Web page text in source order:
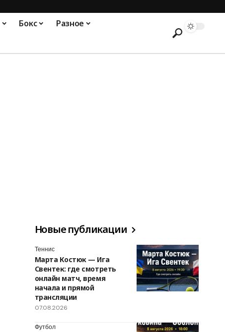
Бокс Разное
Новые публикации
Теннис
Марта Костюк — Ига
Свентек: где смотреть
онлайн матч, время
начала и прямой
трансляции
07.08.2026
Футбол